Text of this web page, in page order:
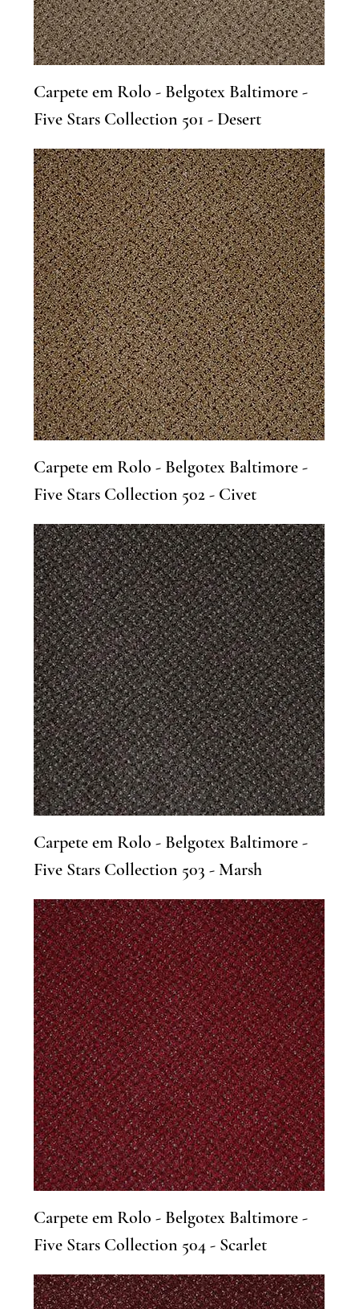
Carpete em Rolo - Belgotex Baltimore -
Five Stars Collection 501 - Desert
Carpete em Rolo - Belgotex Baltimore -
Five Stars Collection 502 - Civet
Carpete em Rolo - Belgotex Baltimore -
Five Stars Collection 503 - Marsh
Carpete em Rolo - Belgotex Baltimore -
Five Stars Collection 504 - Scarlet